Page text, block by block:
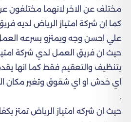
مختلف عن الاخر لانهما مختلفون
كما ان شركة امتياز الرياض لديه
علي احسن وجه ويمتزو بسرعه
حيث ان فريق العمل لدي شركة
بتنظيف والتعقيم فقط كما انها
اي خدش او اي شقوق وتغير مكان
.
حيث ان شركه امتياز الرياض تمتز